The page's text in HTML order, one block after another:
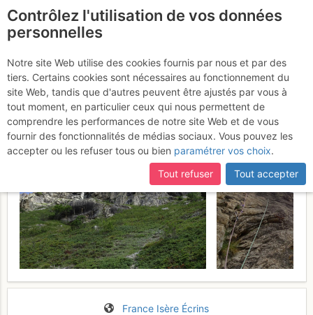
certaines pages ne sont plus accessibles, manquantes ou
incomplètes, déconnectez-vous puis reconnectez-vous à votre
compte sur le site.
Tête Blanche : Têtine
Jeudi 27 juillet 2017
France Isère Écrins
Contrôlez l'utilisation de vos données
personnelles
Notre site Web utilise des cookies fournis par nous et par des
tiers. Certains cookies sont nécessaires au fonctionnement du
site Web, tandis que d'autres peuvent être ajustés par vous à
tout moment, en particulier ceux qui nous permettent de
comprendre les performances de notre site Web et de vous
fournir des fonctionnalités de médias sociaux. Vous pouvez les
accepter ou les refuser tous ou bien paramétrer vos choix.
Tout refuser
Tout accepter